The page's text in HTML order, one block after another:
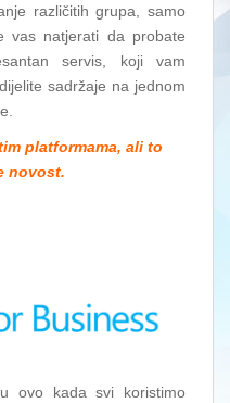
različitih grupa, samo
vas natjerati da probate
servis, koji vam
sadržaje na jednom
platformama, ali to
novost.
ovo kada svi koristimo